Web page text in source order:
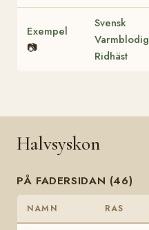
Exempel
📷
Svensk
Varmblodig
Ridhäst
Halvsyskon
PÅ FADERSIDAN (46)
NAMN RAS